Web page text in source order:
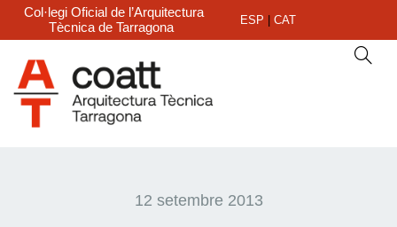
Col·legi Oficial de l’Arquitectura
Tècnica de Tarragona
ESP CAT
12 setembre 2013